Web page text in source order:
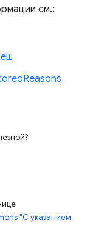
см.:
"С указанием